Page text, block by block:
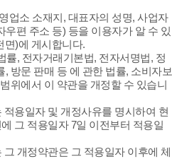
업소 소재지, 대표자의 성명, 사업자
우편 주소 등) 등을 이용자가 알 수 있
면)에 게시합니다.
률, 전자거래기본법, 전자서명법, 정
방문 판매 등 에 관한 법률, 소비자보
위에서 이 약관을 개정할 수 있습니
용일자 및 개정사유를 명시하여 현
그 적용일자 7일 이전부터 적용일
개정약관은 그 적용일자 이후에 체